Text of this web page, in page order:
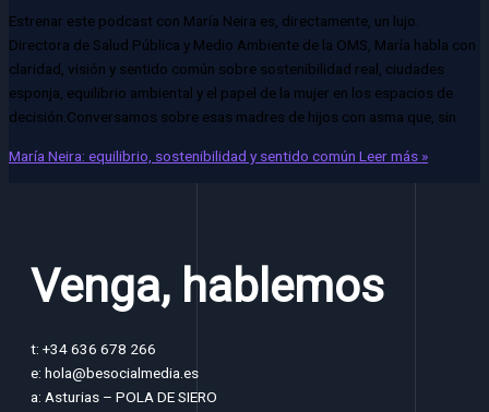
Estrenar este podcast con María Neira es, directamente, un lujo.
Directora de Salud Pública y Medio Ambiente de la OMS, María habla con
claridad, visión y sentido común sobre sostenibilidad real, ciudades
esponja, equilibrio ambiental y el papel de la mujer en los espacios de
decisión.Conversamos sobre esas madres de hijos con asma que, sin
María Neira: equilibrio, sostenibilidad y sentido común Leer más »
Venga, hablemos
t: +34 636 678 266
e: hola@besocialmedia.es
a: Asturias – POLA DE SIERO